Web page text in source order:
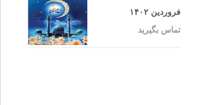
فروردین ۱۴۰۲
تماس بگیرید